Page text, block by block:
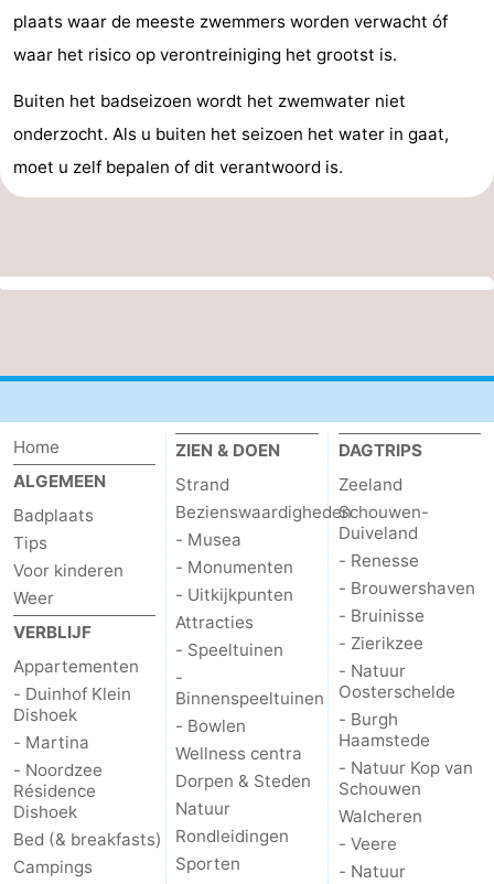
plaats waar de meeste zwemmers worden verwacht óf
waar het risico op verontreiniging het grootst is.
Buiten het badseizoen wordt het zwemwater niet
onderzocht. Als u buiten het seizoen het water in gaat,
moet u zelf bepalen of dit verantwoord is.
Home
ALGEMEEN
Badplaats
Tips
Voor kinderen
Weer
VERBLIJF
Appartementen
- Duinhof Klein
Dishoek
- Martina
- Noordzee
Résidence
Dishoek
Bed (& breakfasts)
Campings
ZIEN & DOEN
Strand
Bezienswaardigheden
- Musea
- Monumenten
- Uitkijkpunten
Attracties
- Speeltuinen
-
Binnenspeeltuinen
- Bowlen
Wellness centra
Dorpen & Steden
Natuur
Rondleidingen
Sporten
DAGTRIPS
Zeeland
Schouwen-
Duiveland
- Renesse
- Brouwershaven
- Bruinisse
- Zierikzee
- Natuur
Oosterschelde
- Burgh
Haamstede
- Natuur Kop van
Schouwen
Walcheren
- Veere
- Natuur